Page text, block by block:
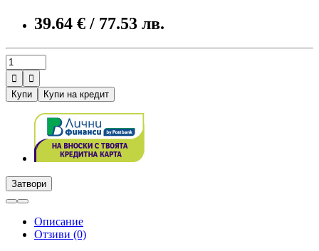
39.64 € / 77.53 лв.


Купи
Купи на кредит
Затвори
Описание
Отзиви (0)